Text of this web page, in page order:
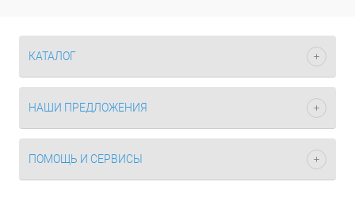
КАТАЛОГ
НАШИ ПРЕДЛОЖЕНИЯ
ПОМОЩЬ И СЕРВИСЫ